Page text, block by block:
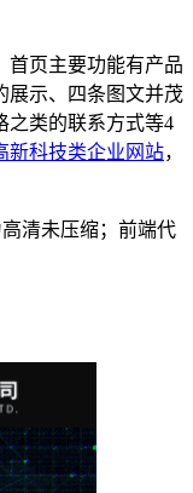
首页主要功能有产品
展示、四条图文并茂
之类的联系方式等4
新科技类企业网站，
清未压缩；前端代